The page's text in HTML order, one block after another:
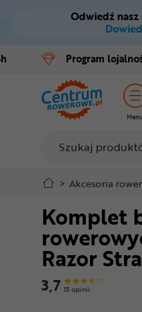
Menu
Informacje
Do
Mapa
Odwiedź nasz
Program
Rowery
E-bike
Części
Akcesoria
Odzież
Kaski
Buty
Warsztat
> Akcesoria
Komplet
Razor
3,7 15 opinii